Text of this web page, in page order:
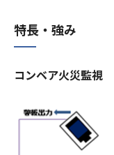
特長・強み
コンベア火災監視